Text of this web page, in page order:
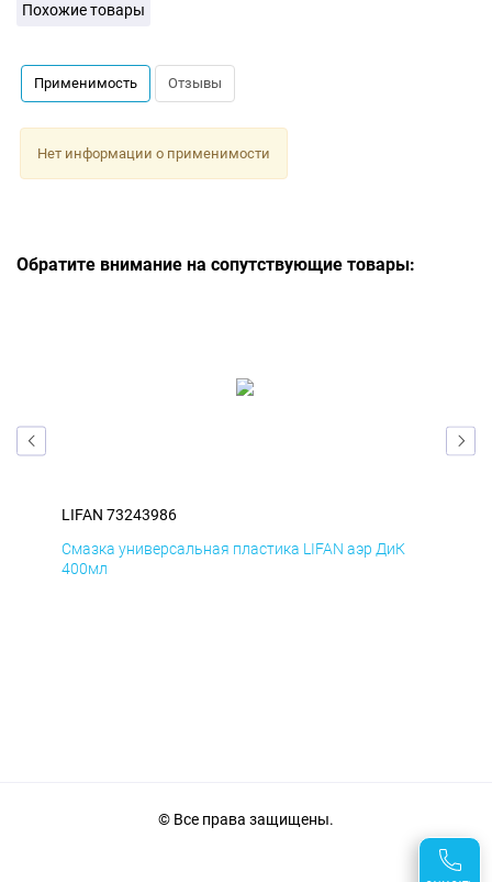
Похожие товары
Применимость Отзывы
Нет информации о применимости
Обратите внимание на сопутствующие товары:
LIFAN 73243986
Смазка универсальная пластика LIFAN аэр ДиК
400мл
© Все права защищены.